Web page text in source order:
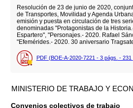
Resolución de 23 de junio de 2020,
de Transportes, Movilidad y Agenda
emisión y puesta en circulación de tres
denominadas "Protagonistas de la
Espartero", "Personajes.- 2020. Rafael
"Efemérides.- 2020. 30 aniversario
PDF (BOE-A-2020-7221 - 3 págs. - 231
MINISTERIO DE TRABAJO Y
Convenios colectivos de trabajo